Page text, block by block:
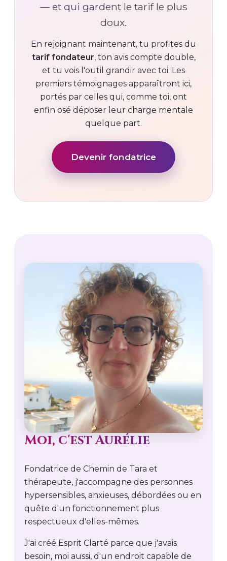
— et qui gardent le tarif le plus
doux.
En rejoignant maintenant, tu profites du
tarif fondateur, ton avis compte double,
et tu vois l'outil grandir avec toi. Les
premiers témoignages apparaîtront ici,
portés par celles qui, comme toi, ont
enfin osé déposer leur charge mentale
quelque part.
Devenir fondatrice
Moi, c'est Aurélie
Fondatrice de Chemin de Tara et
thérapeute, j'accompagne des personnes
hypersensibles, anxieuses, débordées ou en
quête d'un fonctionnement plus
respectueux d'elles-mêmes.
J'ai créé Esprit Clarté parce que j'avais
besoin, moi aussi, d'un endroit capable de